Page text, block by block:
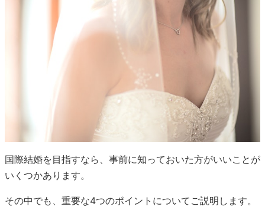
国際結婚を目指すなら、事前に知っておいた方がいいことが
いくつかあります。
その中でも、重要な4つのポイントについてご説明します。